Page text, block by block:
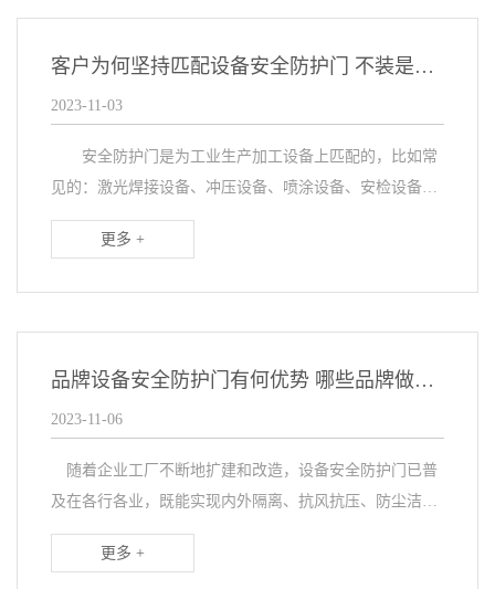
客户为何坚持匹配设备安全防护门 不装是不是更节能高效
2023-11-03
安全防护门是为工业生产加工设备上匹配的，比如常
见的：激光焊接设备、冲压设备、喷涂设备、安检设备、
运输设备、清洗设备、下料生产设备等，客户都会匹配一
个或多个防护门，感觉多了一个门，工序多了一道，又
更多 +
品牌设备安全防护门有何优势 哪些品牌做的比较好
2023-11-06
随着企业工厂不断地扩建和改造，设备安全防护门已普
及在各行各业，既能实现内外隔离、抗风抗压、防尘洁
净、恒温保湿、隔味防臭性能等，又拥有频繁启闭、自动
启闭、快速升降的功能，是企业工厂的小帮手。品牌门更
更多 +